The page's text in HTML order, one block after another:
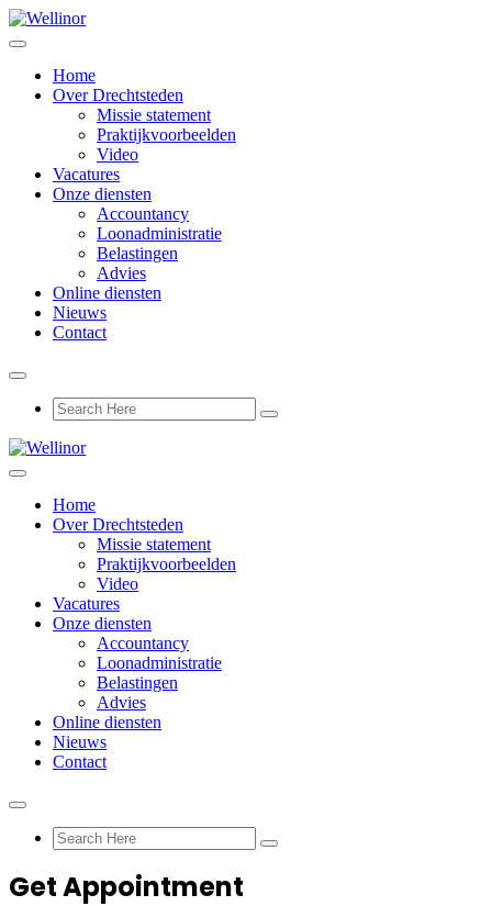
Home
Over Drechtsteden
Missie statement
Praktijkvoorbeelden
Video
Vacatures
Onze diensten
Accountancy
Loonadministratie
Belastingen
Advies
Online diensten
Nieuws
Contact
Home
Over Drechtsteden
Missie statement
Praktijkvoorbeelden
Video
Vacatures
Onze diensten
Accountancy
Loonadministratie
Belastingen
Advies
Online diensten
Nieuws
Contact
Get Appointment